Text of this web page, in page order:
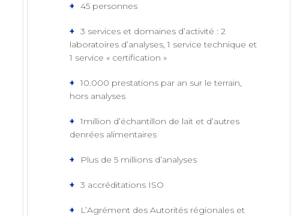
45 personnes
3 services et domaines d’activité : 2
laboratoires d’analyses, 1 service technique et
1 service « certification »
10.000 prestations par an sur le terrain,
hors analyses
1million d’échantillon de lait et d’autres
denrées alimentaires
Plus de 5 millions d’analyses
3 accréditations ISO
L’Agrément des Autorités régionales et